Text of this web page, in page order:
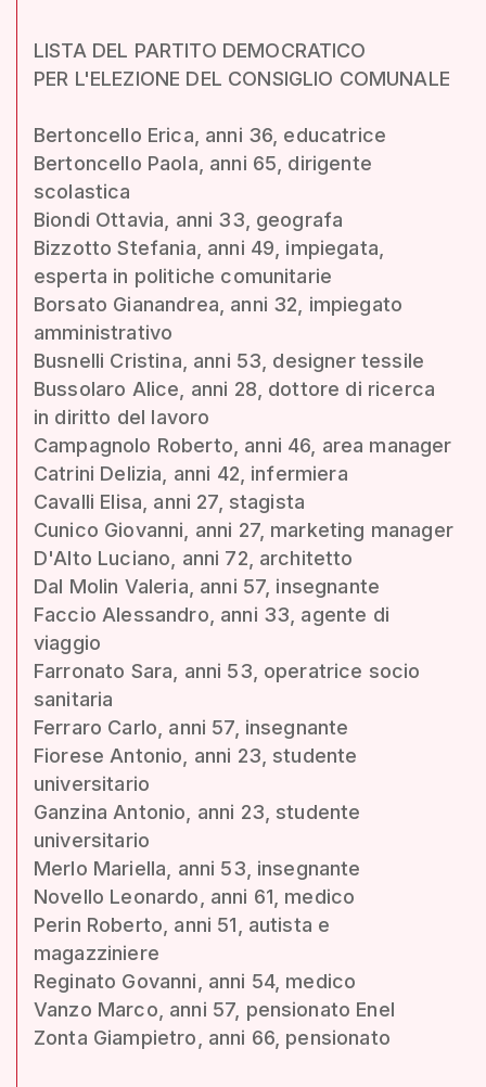
LISTA DEL PARTITO DEMOCRATICO
PER L'ELEZIONE DEL CONSIGLIO COMUNALE
Bertoncello Erica, anni 36, educatrice
Bertoncello Paola, anni 65, dirigente
scolastica
Biondi Ottavia, anni 33, geografa
Bizzotto Stefania, anni 49, impiegata,
esperta in politiche comunitarie
Borsato Gianandrea, anni 32, impiegato
amministrativo
Busnelli Cristina, anni 53, designer tessile
Bussolaro Alice, anni 28, dottore di ricerca
in diritto del lavoro
Campagnolo Roberto, anni 46, area manager
Catrini Delizia, anni 42, infermiera
Cavalli Elisa, anni 27, stagista
Cunico Giovanni, anni 27, marketing manager
D'Alto Luciano, anni 72, architetto
Dal Molin Valeria, anni 57, insegnante
Faccio Alessandro, anni 33, agente di
viaggio
Farronato Sara, anni 53, operatrice socio
sanitaria
Ferraro Carlo, anni 57, insegnante
Fiorese Antonio, anni 23, studente
universitario
Ganzina Antonio, anni 23, studente
universitario
Merlo Mariella, anni 53, insegnante
Novello Leonardo, anni 61, medico
Perin Roberto, anni 51, autista e
magazziniere
Reginato Govanni, anni 54, medico
Vanzo Marco, anni 57, pensionato Enel
Zonta Giampietro, anni 66, pensionato